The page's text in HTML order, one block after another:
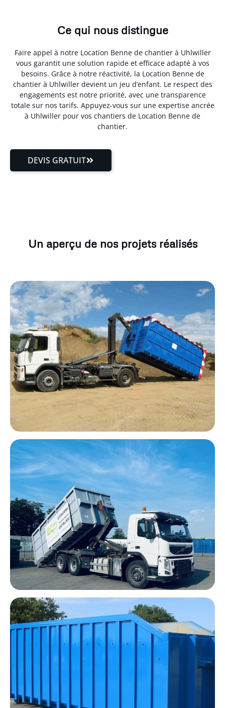
Ce qui nous distingue
Faire appel à notre Location Benne de chantier à Uhlwiller
vous garantit une solution rapide et efficace adapté à vos
besoins. Grâce à notre réactivité, la Location Benne de
chantier à Uhlwiller devient un jeu d’enfant. Le respect des
engagements est notre priorité, avec une transparence
totale sur nos tarifs. Appuyez-vous sur une expertise ancrée
à Uhlwiller pour vos chantiers de Location Benne de
chantier.
DEVIS GRATUIT
Un aperçu de nos projets réalisés